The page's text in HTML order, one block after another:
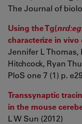
The Journal of
Using the Tg(
characterize in
Jennifer L Thomas,
Hitchcock, Ryan
PloS one 7 (1) p.
Transsynaptic
in the mouse
L W Sun (2012)